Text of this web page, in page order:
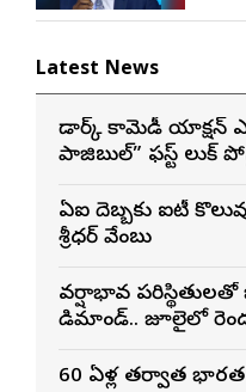
Latest News
డార్క్ కామెడీ యాక్షన్
పాజిబుల్” ఫస్ట్ లుక్
ఏఐ దెబ్బకు ఐటీ
శ్రీధర్ వేంబు
వర్షాభావ
డిమాండ్.. జూలైలో
60 ఏళ్ల తర్వాత భారత